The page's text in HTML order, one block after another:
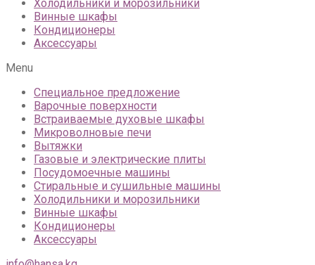
Холодильники и морозильники
Винные шкафы
Кондиционеры
Аксессуары
Menu
Специальное предложение
Варочные поверхности
Встраиваемые духовые шкафы
Микроволновые печи
Вытяжки
Газовые и электрические плиты
Посудомоечные машины
Стиральные и сушильные машины
Холодильники и морозильники
Винные шкафы
Кондиционеры
Аксессуары